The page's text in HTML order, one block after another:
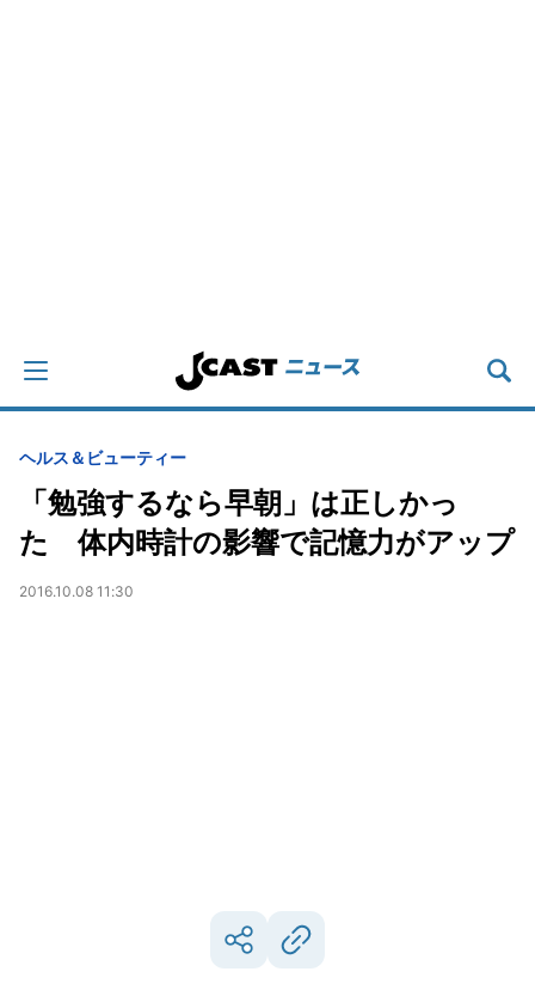
ヘルス＆ビューティー
「勉強するなら早朝」は正しかっ
た 体内時計の影響で記憶力がアップ
2016.10.08 11:30